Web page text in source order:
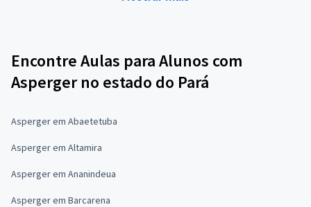
Encontre Aulas para Alunos com
Asperger no estado do Pará
Asperger em Abaetetuba
Asperger em Altamira
Asperger em Ananindeua
Asperger em Barcarena